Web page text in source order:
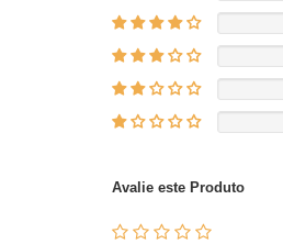
Avalie este Produto